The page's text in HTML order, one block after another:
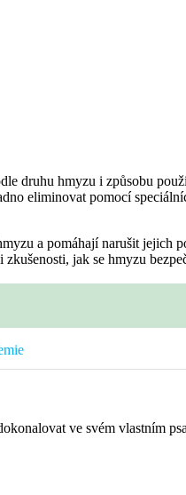
druhu hmyzu i způsobu
eliminovat pomocí
a pomáhají narušit jejich
jak se hmyzu
ve svém vlastním